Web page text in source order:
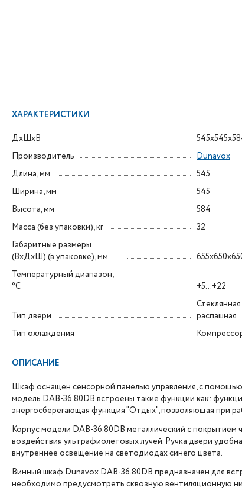
ХАРАКТЕРИСТИКИ
ДxШxВ
Производитель
Dunavox
Длина, мм
545
Ширина, мм
545
Высота, мм
584
Масса (без упаковки), кг
32
Габаритные размеры
(ВxДxШ) (в упаковке), мм
Температурный диапазон,
°C
+5...+22
Тип двери
Стеклянная
распашная
Тип охлаждения
ОПИСАНИЕ
Шкаф оснащен сенсорной панелью управления, с
модель DAB-36.80DB встроены такие функции как:
энергосберегающая функция "Отдых", позволяющая при
Корпус модели DAB-36.80DB металлический с
воздействия ультрафиолетовых лучей. Ручка двери
внутреннее освещение на светодиодах синего цвета.
Винный шкаф Dunavox DAB-36.80DB предназначен для
необходимо предусмотреть сквозную вентиляционную